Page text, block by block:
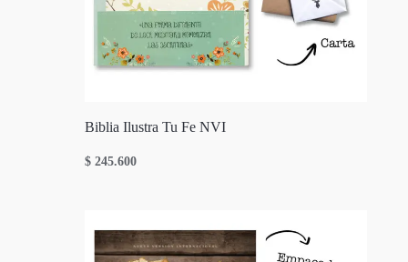
Biblia Ilustra Tu Fe NVI
$ 245.600